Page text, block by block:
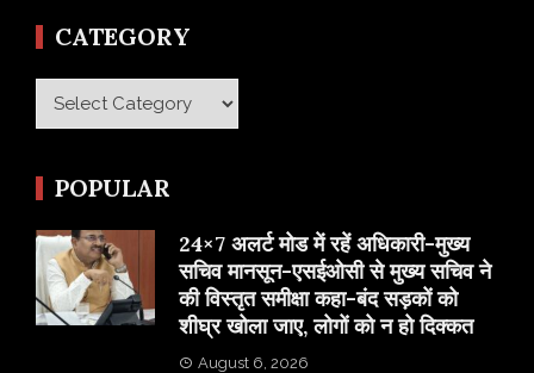
CATEGORY
Category
POPULAR
24×7 अलर्ट मोड में रहें अधिकारी-मुख्य
सचिव मानसून-एसईओसी से मुख्य सचिव ने
की विस्तृत समीक्षा कहा-बंद सड़कों को
शीघ्र खोला जाए, लोगों को न हो दिक्कत
August 6, 2026